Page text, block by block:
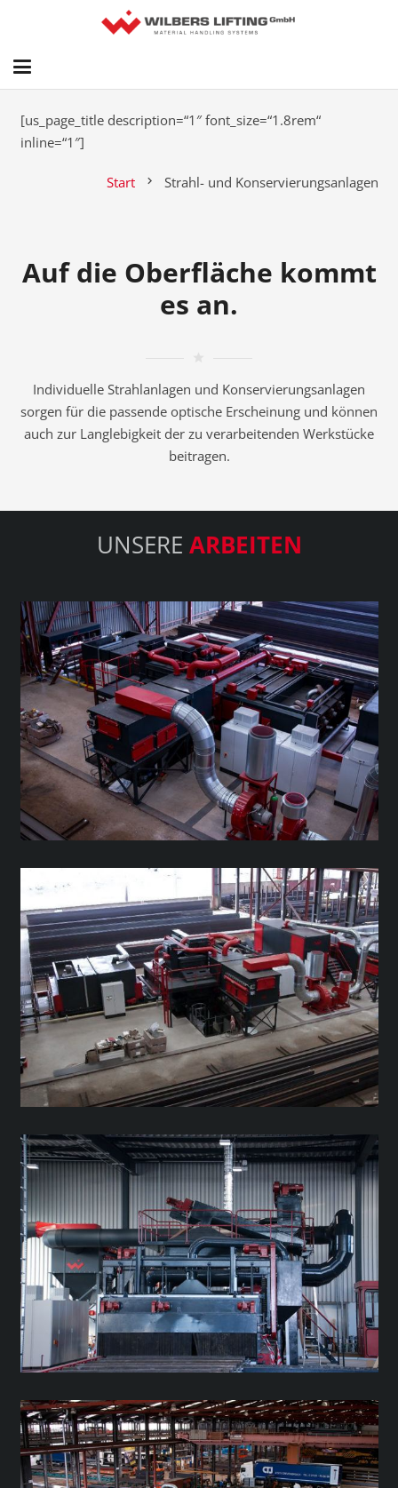
[us_page_title description=“1″ font_size=“1.8rem“
inline=“1″]
Start chevron_right Strahl- und Konservierungsanlagen
Auf die Oberfläche kommt
es an.
Individuelle Strahlanlagen und Konservierungsanlagen
sorgen für die passende optische Erscheinung und können
auch zur Langlebigkeit der zu verarbeitenden Werkstücke
beitragen.
UNSERE ARBEITEN